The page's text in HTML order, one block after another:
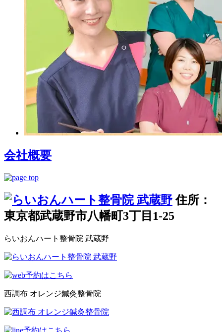
会社概要
住所：
東京都武蔵野市八幡町3丁目1-25
らいおんハート整骨院 武蔵野
西調布 オレンジ鍼灸整骨院